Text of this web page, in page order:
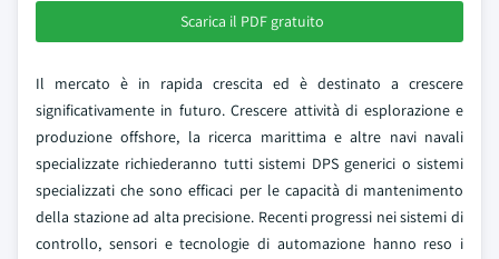
Scarica il PDF gratuito
Il mercato è in rapida crescita ed è destinato a crescere
significativamente in futuro. Crescere attività di esplorazione e
produzione offshore, la ricerca marittima e altre navi navali
specializzate richiederanno tutti sistemi DPS generici o sistemi
specializzati che sono efficaci per le capacità di mantenimento
della stazione ad alta precisione. Recenti progressi nei sistemi di
controllo, sensori e tecnologie di automazione hanno reso i